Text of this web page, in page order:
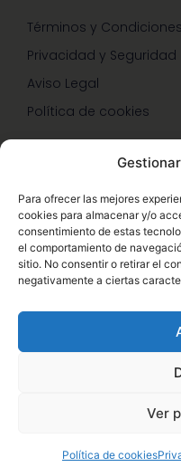
Para ofrecer las mejores
cookies para almacenar y/o
consentimiento de estas
el comportamiento de
sitio. No consentir o retirar el
negativamente a ciertas
Ver
Política de cookies
Términos y Condiciones
Privacidad y Seguridad
Aviso Legal
Política de cookies
Hazte Miembro
Consulta Nutrición
Descuentos Vip
Herbalife